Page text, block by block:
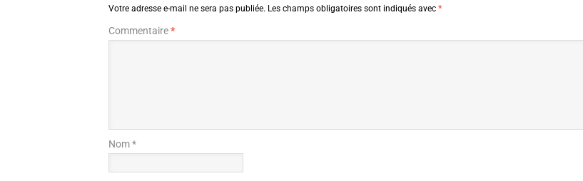
Votre adresse e-mail ne sera pas publiée. Les champs obligatoires sont indiqués avec *
Commentaire*
Nom *